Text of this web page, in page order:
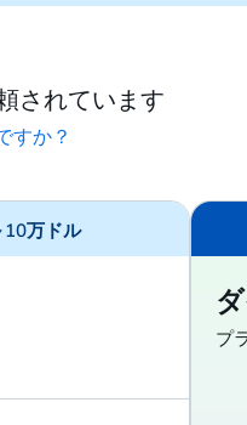
されています
すか？
10万ドル
プ